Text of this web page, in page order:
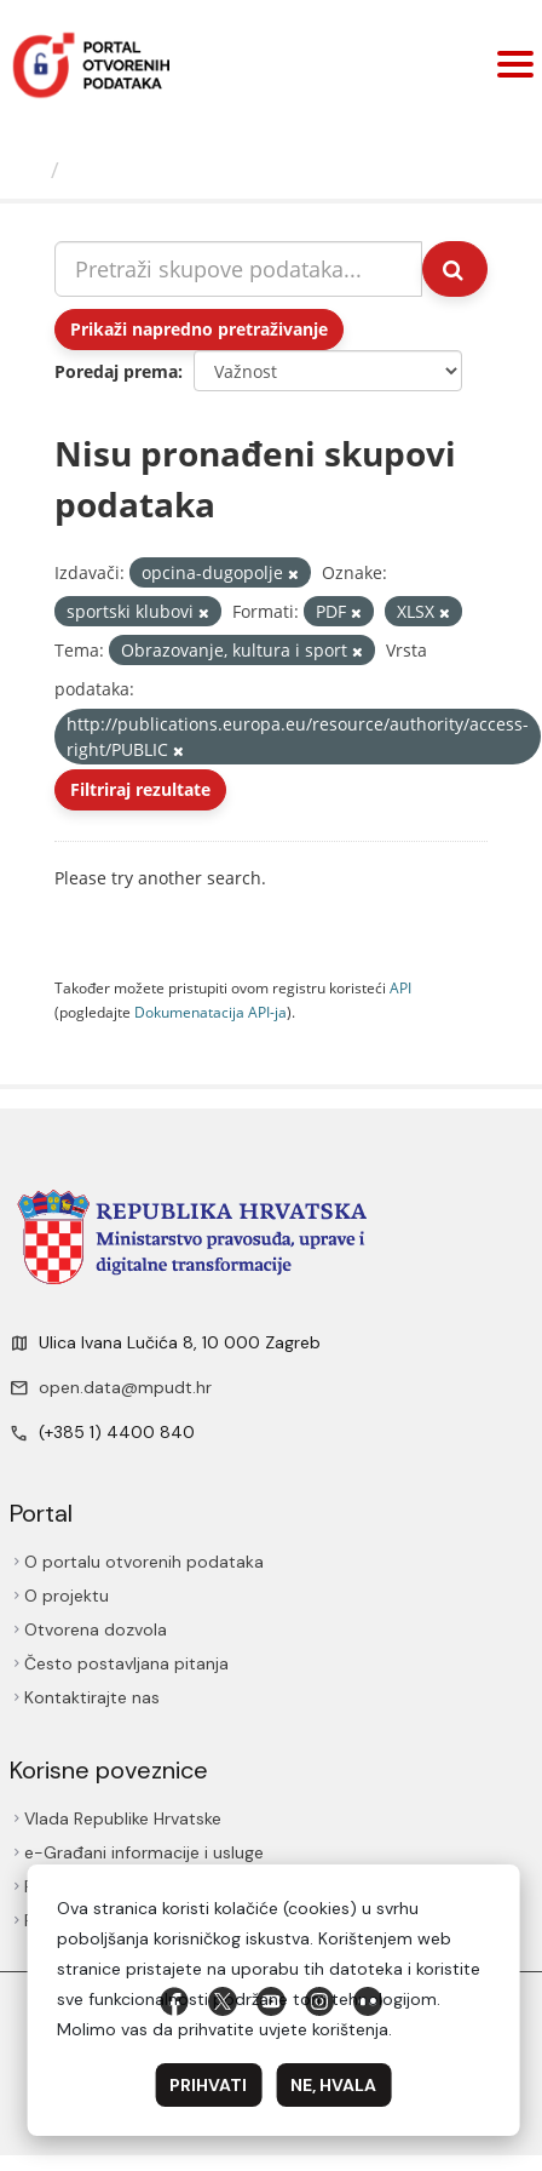
sadržaj
Prikaži napredno pretraživanje
Poredaj prema
Nisu pronađeni skupovi
podataka
Izdavači: opcina-dugopolje
Oznake:
sportski klubovi
Formati: PDF
XLSX
Tema:
Obrazovanje, kultura i sport
Vrsta
podataka:
http://publications.europa.eu/resource/authority/access-
right/PUBLIC
Filtriraj rezultate
Please try another search.
Također možete pristupiti ovom registru koristeći API
(pogledajte Dokumenаtаcijа API-jа).